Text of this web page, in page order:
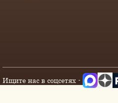
Ищите нас в соцсетях -